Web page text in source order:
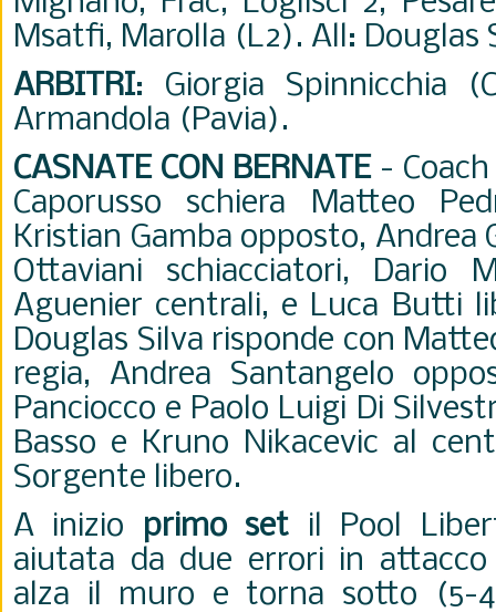
Msatfi, Marolla (L2). All: Douglas
ARBITRI: Giorgia Spinnicchia
Armandola (Pavia).
CASNATE CON BERNATE- Coach
Caporusso schiera Matteo
Kristian Gamba opposto, Andrea
Ottaviani schiacciatori, Dario
Aguenier centrali, e Luca Butti
Douglas Silva risponde con
regia, Andrea Santangelo
Panciocco e Paolo Luigi Di
Basso e Kruno Nikacevic al
Sorgente libero.
A inizio primo set il Pool
aiutata da due errori in attacco
alza il muro e torna sotto (5-